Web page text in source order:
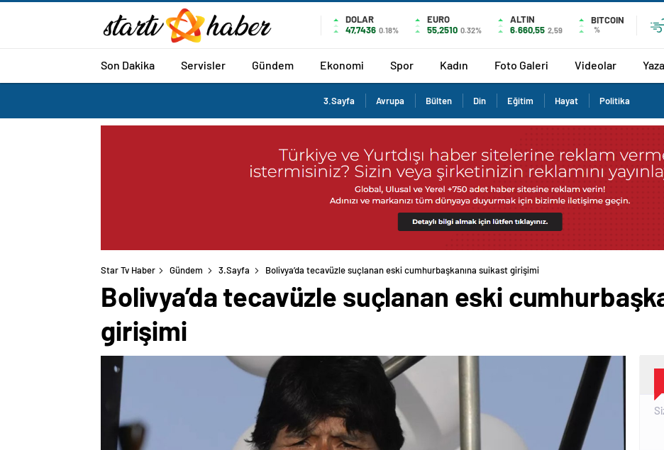
DOLAR
47,7436 0.18%
EURO
55,2510 0.32%
ALTIN
6.660,55 2,59
BITCOIN
%
Son Dakika Servisler Gündem Ekonomi Spor Kadın Foto Galeri Videolar
3.Sayfa Avrupa Bülten Din Eğitim Hayat Politika
Star Tv Haber Gündem 3.Sayfa Bolivya’da tecavüzle suçlanan eski cumhurbaşkanına suikast girişimi
Bolivya’da tecavüzle suçlanan eski
girişimi